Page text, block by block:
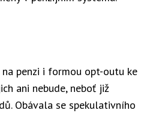
penzi i formou opt-outu ke
ani nebude, neboť již
Obávala se spekulativního